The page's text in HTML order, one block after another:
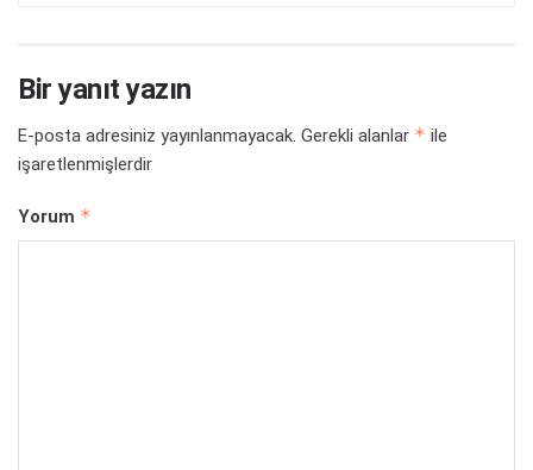
Bir yanıt yazın
E-posta adresiniz yayınlanmayacak. Gerekli alanlar * ile
işaretlenmişlerdir
Yorum *